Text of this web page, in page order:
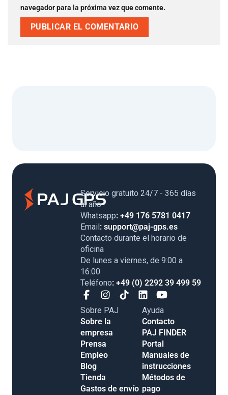
navegador para la próxima vez que comente.
Servicio gratuito 24/7 - 365 días
al año
Whatsapp: +49 176 5781 0417
Email: support@paj-gps.es
Contacto durante el horario de
oficina
De lunes a viernes, de 9:00 a
16:00
Teléfono: +49 (0) 2292 39 499 59
Sobre PAJ
Sobre la
empresa
Prensa
Empleo
Blog
Tienda
Gastos de envío
Ayuda
Contacto
PAJ FINDER
Portal
Manuales de
instrucciones
Métodos de
pago